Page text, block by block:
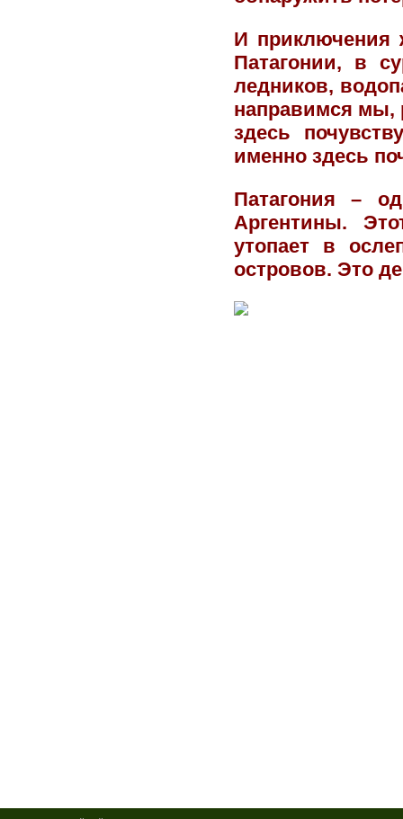
И приключения
Патагонии, в
ледников,
направимся мы,
здесь
именно здесь
Патагония –
Аргентины.
утопает в
островов. Это